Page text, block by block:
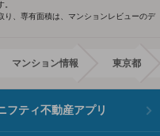
、専有面積は、マンションレビューのデ
マンション情報 東京都
フティ不動産アプリ